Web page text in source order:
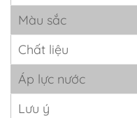
Màu sắc
Chất liệu
Áp lực nước
Lưu ý